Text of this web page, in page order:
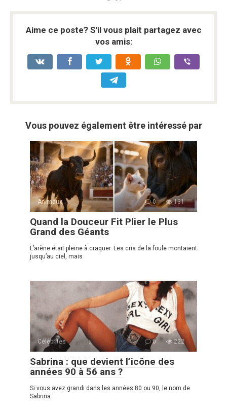
Aime ce poste? S'il vous plait partagez avec
vos amis:
Vous pouvez également être intéressé par
Animaux 0 131
Quand la Douceur Fit Plier le Plus
Grand des Géants
L’arène était pleine à craquer. Les cris de la foule montaient
jusqu’au ciel, mais
Célébrités 0 222
Sabrina : que devient l’icône des
années 90 à 56 ans ?
Si vous avez grandi dans les années 80 ou 90, le nom de
Sabrina